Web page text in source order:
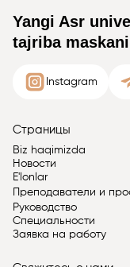
Yangi Asr
tajriba
Instagram
Страницы
Biz haqimizda
Новости
E'lonlar
Преподаватели и
Руководство
Специальности
Заявка на работу